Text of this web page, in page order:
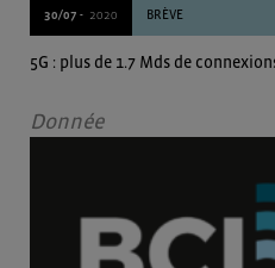
30/07 - 2020 BRÈVE
5G : plus de 1.7 Mds de
Donnée